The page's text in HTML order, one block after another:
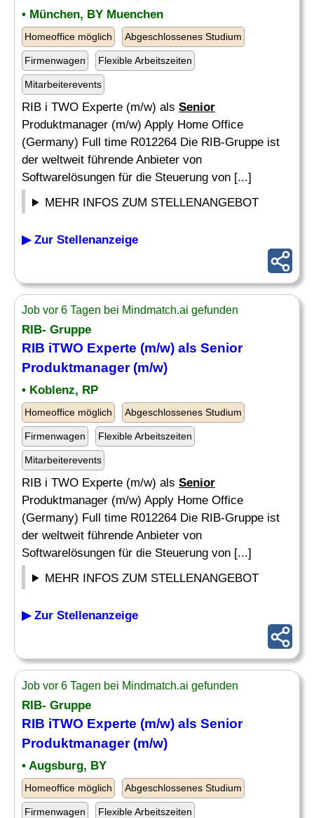
• München, BY Muenchen
Homeoffice möglich Abgeschlossenes Studium
Firmenwagen Flexible Arbeitszeiten
Mitarbeiterevents
RIB i TWO Experte (m/w) als Senior
Produktmanager (m/w) Apply Home Office
(Germany) Full time R012264 Die RIB-Gruppe ist
der weltweit führende Anbieter von
Softwarelösungen für die Steuerung von [...]
MEHR INFOS ZUM STELLENANGEBOT
▶ Zur Stellenanzeige
Job vor 6 Tagen bei Mindmatch.ai gefunden
RIB- Gruppe
RIB iTWO Experte (m/w) als Senior
Produktmanager (m/w)
• Koblenz, RP
Homeoffice möglich Abgeschlossenes Studium
Firmenwagen Flexible Arbeitszeiten
Mitarbeiterevents
RIB i TWO Experte (m/w) als Senior
Produktmanager (m/w) Apply Home Office
(Germany) Full time R012264 Die RIB-Gruppe ist
der weltweit führende Anbieter von
Softwarelösungen für die Steuerung von [...]
MEHR INFOS ZUM STELLENANGEBOT
▶ Zur Stellenanzeige
Job vor 6 Tagen bei Mindmatch.ai gefunden
RIB- Gruppe
RIB iTWO Experte (m/w) als Senior
Produktmanager (m/w)
• Augsburg, BY
Homeoffice möglich Abgeschlossenes Studium
Firmenwagen Flexible Arbeitszeiten